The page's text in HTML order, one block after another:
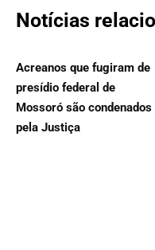
Notícias
Acreanos que fugiram de
presídio federal de
Mossoró são condenados
pela Justiça